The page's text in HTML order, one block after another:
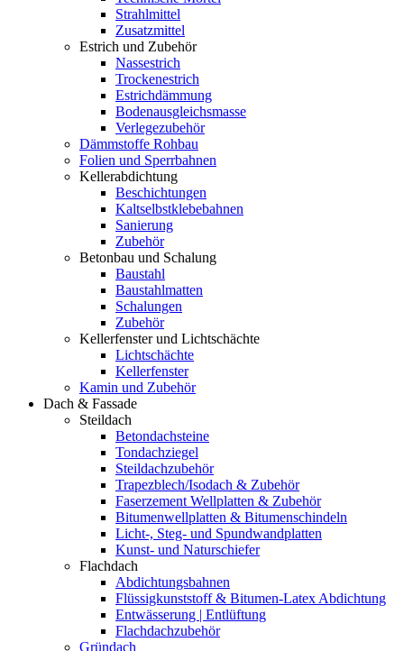
Strahlmittel
Zusatzmittel
Estrich und Zubehör
Nassestrich
Trockenestrich
Estrichdämmung
Bodenausgleichsmasse
Verlegezubehör
Dämmstoffe Rohbau
Folien und Sperrbahnen
Kellerabdichtung
Beschichtungen
Kaltselbstklebebahnen
Sanierung
Zubehör
Betonbau und Schalung
Baustahl
Baustahlmatten
Schalungen
Zubehör
Kellerfenster und Lichtschächte
Lichtschächte
Kellerfenster
Kamin und Zubehör
Dach & Fassade
Steildach
Betondachsteine
Tondachziegel
Steildachzubehör
Trapezblech/Isodach & Zubehör
Faserzement Wellplatten & Zubehör
Bitumenwellplatten & Bitumenschindeln
Licht-, Steg- und Spundwandplatten
Kunst- und Naturschiefer
Flachdach
Abdichtungsbahnen
Flüssigkunststoff & Bitumen-Latex Abdichtung
Entwässerung | Entlüftung
Flachdachzubehör
Gründach